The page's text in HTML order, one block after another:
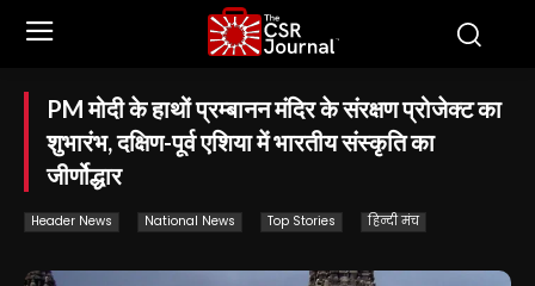
PM मोदी के हाथों प्रम्बानन मंदिर के संरक्षण प्रोजेक्ट का
शुभारंभ, दक्षिण-पूर्व एशिया में भारतीय संस्कृति का
जीर्णोद्धार
Header News National News Top Stories हिन्दी मंच